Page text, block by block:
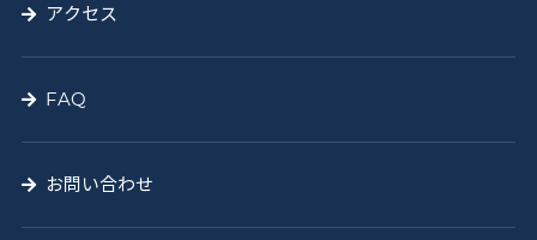
アクセス
FAQ
お問い合わせ